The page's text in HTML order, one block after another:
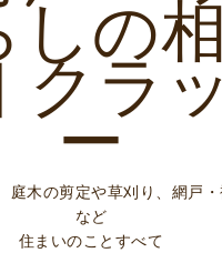
しの
クラ
ー
庭木の剪定や草刈り、網戸・
など
住まいのことすべて